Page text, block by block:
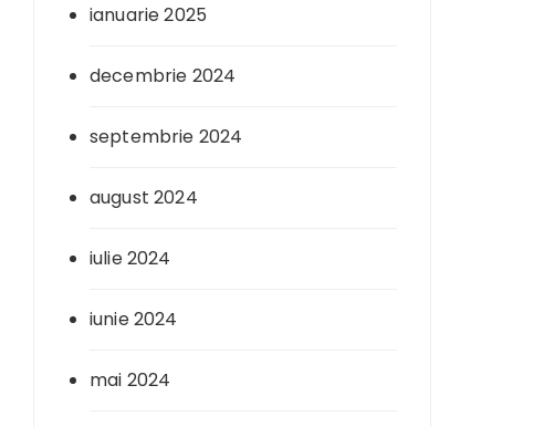
ianuarie 2025
decembrie 2024
septembrie 2024
august 2024
iulie 2024
iunie 2024
mai 2024